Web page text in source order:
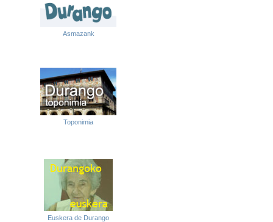
Asmazank
Toponimia
Euskera de Durango